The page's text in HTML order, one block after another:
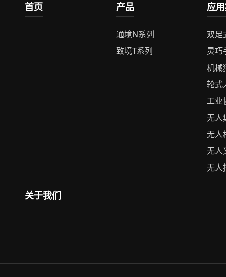
首页 产品
通境N系列
致境T系列
应
双足
灵巧
机械
轮式
工业
无人
无人
无人
无人
关于我们